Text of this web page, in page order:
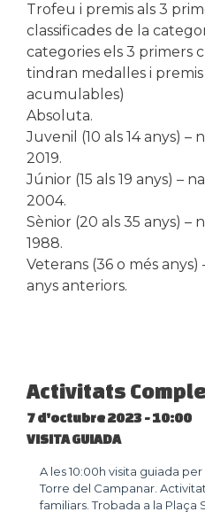
Trofeu i premis als 3
classificades de la
categories els 3 primers
tindran medalles i premis
acumulables)
Absoluta.
Juvenil (10 als 14 anys) –
2019.
Júnior (15 als 19 anys) –
2004.
Sènior (20 als 35 anys) –
1988.
Veterans (36 o més
anys anteriors.
Activitats
7 d'octubre 2023 - 10:00
VISITA GUIADA
A les 10:00h visita guiada
Torre del Campanar.
familiars. Trobada a la Plaça